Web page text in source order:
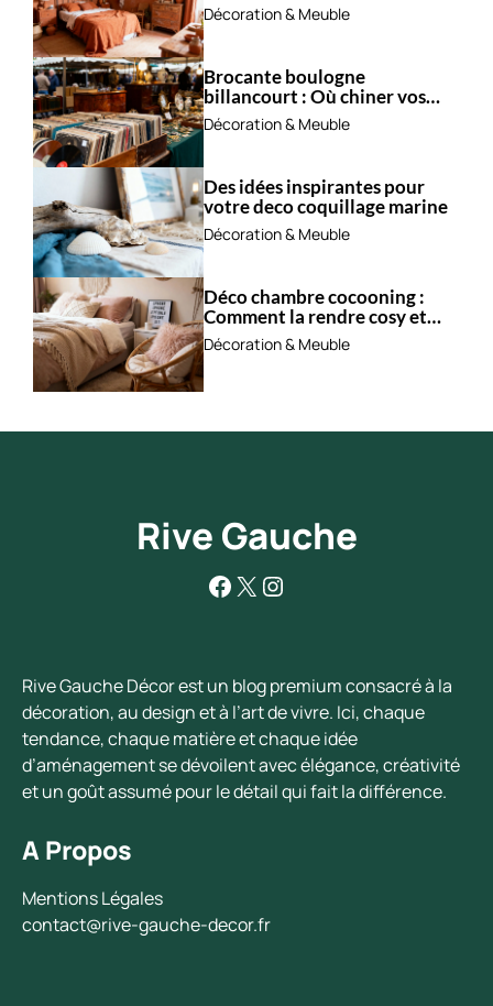
Décoration & Meuble
Brocante boulogne
billancourt : Où chiner vos
trésors ?
Décoration & Meuble
Des idées inspirantes pour
votre deco coquillage marine
Décoration & Meuble
Déco chambre cocooning :
Comment la rendre cosy et
apaisante ?
Décoration & Meuble
Rive Gauche
Facebook
X Instagram
Rive Gauche Décor est un blog premium consacré à la
décoration, au design et à l’art de vivre. Ici, chaque
tendance, chaque matière et chaque idée
d’aménagement se dévoilent avec élégance, créativité
et un goût assumé pour le détail qui fait la différence.
A Propos
Mentions Légales
contact@rive-gauche-decor.fr